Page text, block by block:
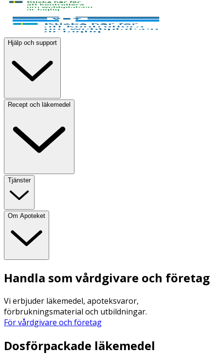
Hjälp och support
Recept och läkemedel
Tjänster
Om Apoteket
Handla som vårdgivare och företag
Vi erbjuder läkemedel, apoteksvaror,
förbrukningsmaterial och utbildningar.
För vårdgivare och företag
Dosförpackade läkemedel